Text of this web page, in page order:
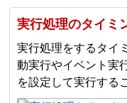
実行処理のタイミ
実行処理をするタイ
動実行やイベント実
を設定して実行する